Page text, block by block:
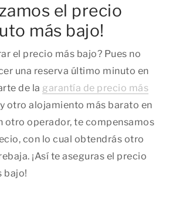
el precio
más bajo!
el precio más bajo? Pues no
una reserva último minuto en
de la garantía de precio más
otro alojamiento más barato en
otro operador, te compensamos
con lo cual obtendrás otro
¡Así te aseguras el precio
bajo!